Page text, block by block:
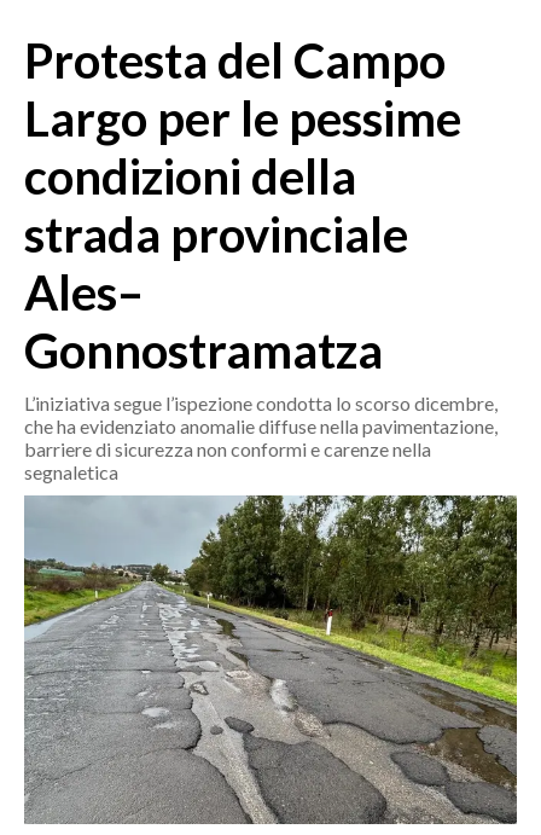
ORISTANO E PROVINCIA
GALLURA
NUORO E PROVINCIA
OGLIASTRA
AGENDA
CRONACA
ITALIA
MONDO
POLITICA
ECONOMIA
LAVORO
BANDI
SPORT IN SARDEGNA
SPORT
RISULTATI E CLASSIFICHE
CALCIO
Protesta del Campo
Largo per le pessime
condizioni della
strada provinciale
Ales–
Gonnostramatza
L’iniziativa segue l’ispezione condotta lo scorso dicembre,
che ha evidenziato anomalie diffuse nella pavimentazione,
barriere di sicurezza non conformi e carenze nella
segnaletica